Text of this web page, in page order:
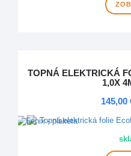
TOPNÁ ELEKTRICKÁ
1,0X
145,00